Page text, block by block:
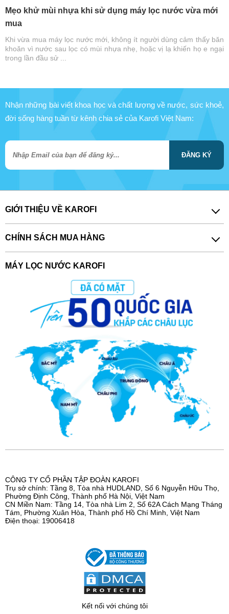
Mẹo khử mùi nhựa khi sử dụng máy lọc nước vừa mới
mua
Khi vừa mua máy lọc nước mới, không ít người dùng cảm thấy băn
khoăn vì nước sau lọc có mùi nhựa nhẹ, hoặc vị lạ khiến họ e ngại
trong lần đầu sử ...
Nhận những bài viết khoa học và chất lượng về nước, sức khoẻ,
đời sống hàng tuần từ kênh chia sẻ của Karofi Việt Nam:
ĐĂNG KÝ
GIỚI THIỆU VỀ KAROFI
CHÍNH SÁCH MUA HÀNG
MÁY LỌC NƯỚC KAROFI
CÔNG TY CỔ PHẦN TẬP ĐOÀN KAROFI
Trụ sở chính: Tầng 8, Tòa nhà HUDLAND, Số 6 Nguyễn Hữu Thọ,
Phường Định Công, Thành phố Hà Nội, Việt Nam
CN Miền Nam: Tầng 14, Tòa nhà Lim 2, Số 62A Cách Mạng Tháng
Tám, Phường Xuân Hòa, Thành phố Hồ Chí Minh, Việt Nam
Điện thoại: 19006418
Kết nối với chúng tôi